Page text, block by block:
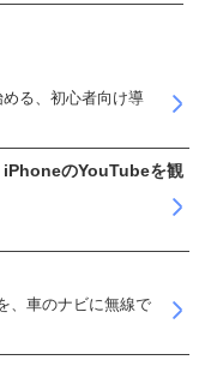
る、初心者向け導
iPhoneのYouTubeを観
、車のナビに無線で